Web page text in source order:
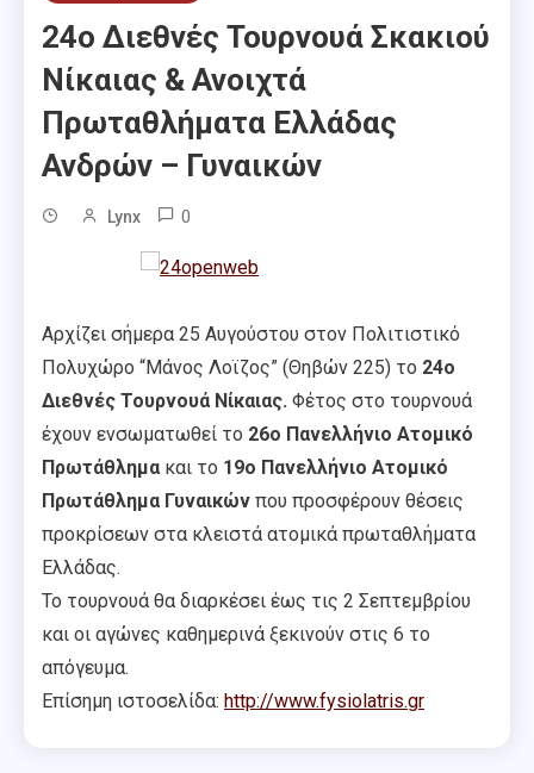
24ο Διεθνές Τουρνουά Σκακιού
Νίκαιας & Ανοιχτά
Πρωταθλήματα Ελλάδας
Ανδρών – Γυναικών
Lynx 0
Αρχίζει σήμερα 25 Αυγούστου στον Πολιτιστικό
Πολυχώρο “Μάνος Λοϊζος” (Θηβών 225) το 24ο
Διεθνές Τουρνουά Νίκαιας. Φέτος στο τουρνουά
έχουν ενσωματωθεί το 26ο Πανελλήνιο Ατομικό
Πρωτάθλημα και το 19ο Πανελλήνιο Ατομικό
Πρωτάθλημα Γυναικών που προσφέρουν θέσεις
προκρίσεων στα κλειστά ατομικά πρωταθλήματα
Ελλάδας.
Το τουρνουά θα διαρκέσει έως τις 2 Σεπτεμβρίου
και οι αγώνες καθημερινά ξεκινούν στις 6 το
απόγευμα.
Επίσημη ιστοσελίδα: http://www.fysiolatris.gr